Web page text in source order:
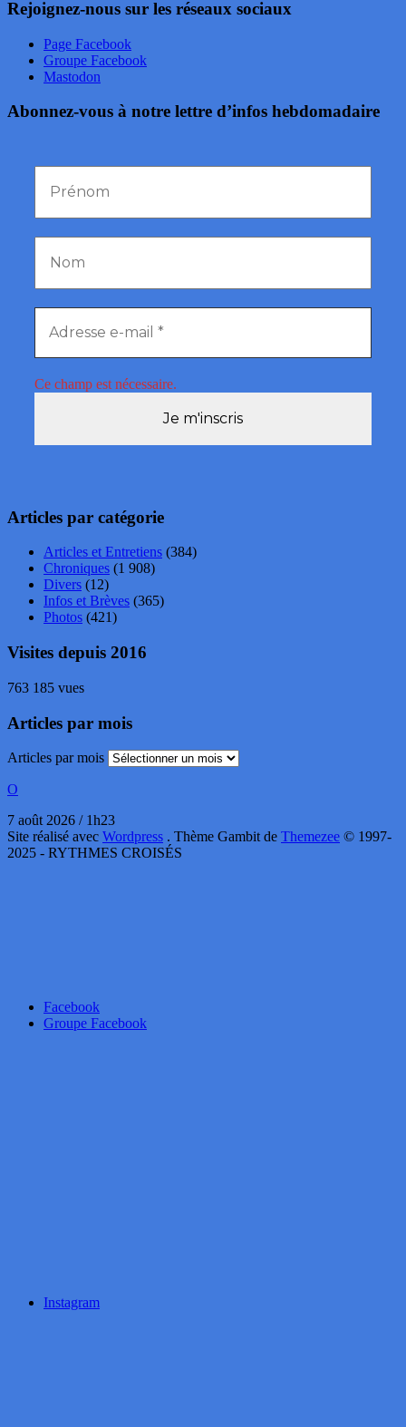
Rejoignez-nous sur les réseaux sociaux
Page Facebook
Groupe Facebook
Mastodon
Abonnez-vous à notre lettre d’infos hebdomadaire
Ce champ est nécessaire.
Articles par catégorie
Articles et Entretiens (384)
Chroniques (1 908)
Divers (12)
Infos et Brèves (365)
Photos (421)
Visites depuis 2016
763 185 vues
Articles par mois
Articles par mois
O
7 août 2026 / 1h23
Site réalisé avec Wordpress . Thème Gambit de Themezee © 1997-
2025 - RYTHMES CROISÉS
Facebook
Groupe Facebook
Instagram